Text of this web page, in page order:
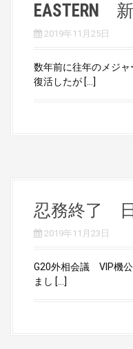
EASTERN
2019年11月25日
数年前に往年のメジ
復活したが […]
忍務終了
2019年11月23日
G20外相会議 VIP機
まし […]